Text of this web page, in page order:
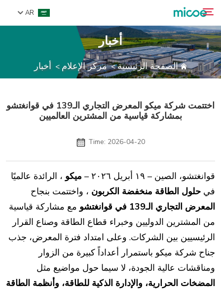
AR
من نحن
المنتجات
الدعم والخدمات
بحث
أخبار
الصفحة الرئيسية>مركز الإعلام > أخبار
اختتمت شركة ميكو المعرض التجاري الـ139 في قوانغتشو
بمشاركة قياسية من المشترين العالميين
Time: 2026-04-20
قوانغتشو، الصين – ١٩ أبريل ٢٠٢٦ – ميكو ، الرائدة عالميًا
في حلول الطاقة منخفضة الكربون ، واختتمت بنجاح
المعرض التجاري الـ139 في قوانغتشو
مع مشاركة قياسية
من المشترين الدوليين وخبراء قطاع الطاقة وصناع القرار
الرئيسيين بين الشركات. وعلى امتداد فترة المعرض، جذب
جناح شركة ميكو باستمرار أعداداً كبيرة من الزوار
ومناقشات عالية الجودة، لا سيما حول مواضيع مثل
المضخات الحرارية، والإدارة الذكية للطاقة، وأنظمة الطاقة